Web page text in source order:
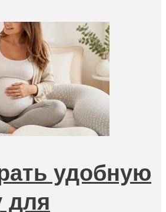
удобную
для